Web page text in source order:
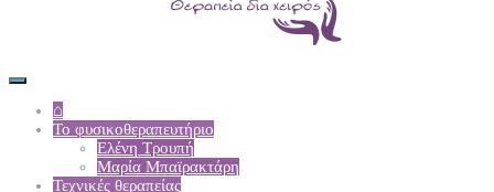
⌂
Το φυσικοθεραπευτήριο
Ελένη Τρουπή
Μαρία Μπαϊρακτάρη
Τεχνικές θεραπείας